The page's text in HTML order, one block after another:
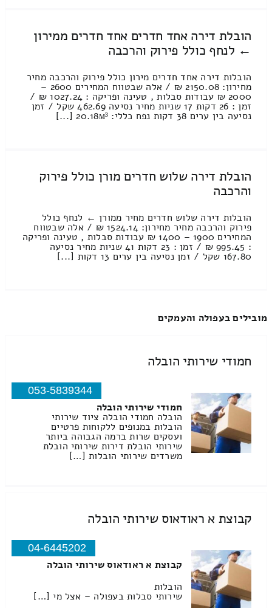
הובלת דירה אחד חדרים אחד חדרים ממירון
← לנחף כולל פירוק והרכבה
הובלות דירה אחד חדרים מירון כולל פירוק והרכבה מחיר
מחירון: 2150.08 ₪ / אלה שבטווח המחירים 2600 –
2000 ₪ עבודות סבלות , טעינה ופריקה : 1027.24 ₪ /
זמן : 26 דקות 17 שניות מחיר נסיעה 462.69 שקל / זמן
נסיעה בין ערים 38 דקות נפח כללי: 20.18м³ [...]
הובלת דירה שלוש חדרים מורן כולל פירוק
והרכבה
הובלות דירה שלוש חדרים מחיר ממורן ← לנחף כולל
פירוק והרכבה מחיר מחירון: 1524.14 ₪ / אלה שבטווח
המחירים 1900 – 1400 ₪ עבודות סבלות , טעינה ופריקה
: 995.45 ₪ / זמן : 23 דקות 41 שניות מחיר נסיעה
167.80 שקל / זמן נסיעה בין ערים 13 דקות [...]
מובילים בעפולה והעמקים
חמודי שירותי הובלה
053-5839344
חמודי שירותי הובלה
הובלה חמודי הובלה ציוד שירותי
הובלות במנופים ללקוחות פרטיים
ועסקים שרות ברמה הגבוהה ביותר
שירותי הובלת דירות שירותי הובלת
משרדים שירותי הובלות […]
קבוצת א ראודאוס שירותי הובלה
04-6445202
קבוצת א ראודאוס שירותי הובלה
הובלות
שירותי סבלות בעפולה – אצל מי […]